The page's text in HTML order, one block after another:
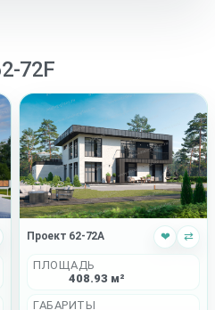
72F
Проект 62-72A ❤ ⇄
ПЛОЩАДЬ
408.93 м²
ГАБАРИТЫ